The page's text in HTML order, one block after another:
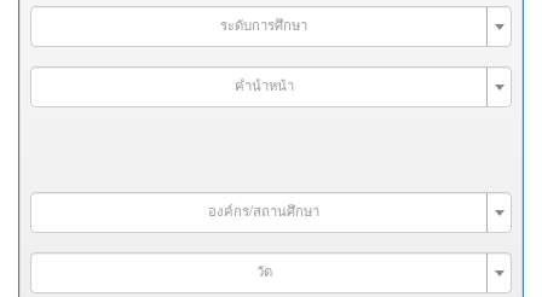
ระดับการศึกษา
คำนำหน้า
องค์กร/สถานศึกษา
วัด